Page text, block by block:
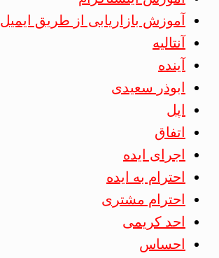
آموزش بازاریابی از طریق ایمیل
آنتالیه
آینده
ابوذر سعیدی
اپل
اتفاق
اجرای ایده
احترام به ایده
احترام مشتری
احد کریمی
احساس